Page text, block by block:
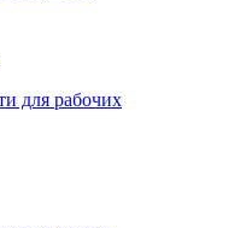
для рабочих